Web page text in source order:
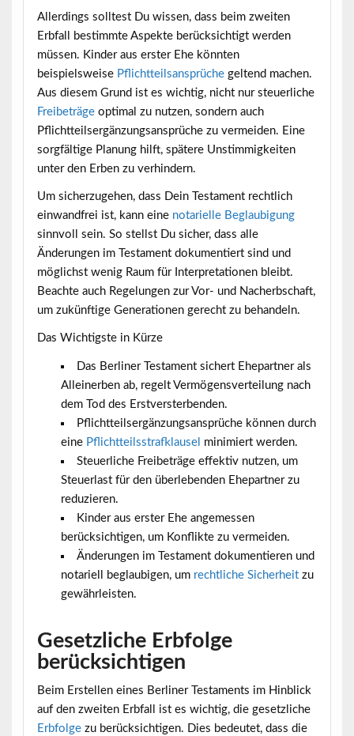
Allerdings solltest Du wissen, dass beim zweiten
Erbfall bestimmte Aspekte berücksichtigt werden
müssen. Kinder aus erster Ehe könnten
beispielsweise Pflichtteilsansprüchegeltend machen.
Aus diesem Grund ist es wichtig, nicht nur steuerliche
Freibeträgeoptimal zu nutzen, sondern auch
Pflichtteilsergänzungsansprüche zu vermeiden. Eine
sorgfältige Planung hilft, spätere Unstimmigkeiten
unter den Erben zu verhindern.
Um sicherzugehen, dass Dein Testament rechtlich
einwandfrei ist, kann eine notarielle Beglaubigung
sinnvoll sein. So stellst Du sicher, dass alle
Änderungen im Testament dokumentiert sind und
möglichst wenig Raum für Interpretationen bleibt.
Beachte auch Regelungen zur Vor- und Nacherbschaft,
um zukünftige Generationen gerecht zu behandeln.
Das Wichtigste in Kürze
Das Berliner Testament sichert Ehepartner als
Alleinerben ab, regelt Vermögensverteilung nach
dem Tod des Erstversterbenden.
Pflichtteilsergänzungsansprüche können durch
eine Pflichtteilsstrafklausel minimiert werden.
Steuerliche Freibeträge effektiv nutzen, um
Steuerlast für den überlebenden Ehepartner zu
reduzieren.
Kinder aus erster Ehe angemessen
berücksichtigen, um Konflikte zu vermeiden.
Änderungen im Testament dokumentieren und
notariell beglaubigen, um rechtliche Sicherheitzu
gewährleisten.
Gesetzliche Erbfolge
berücksichtigen
Beim Erstellen eines Berliner Testaments im Hinblick
auf den zweiten Erbfall ist es wichtig, die gesetzliche
Erbfolgezu berücksichtigen. Dies bedeutet, dass die